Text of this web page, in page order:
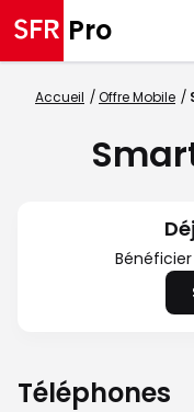
Accueil Offre Mobile
Téléphones